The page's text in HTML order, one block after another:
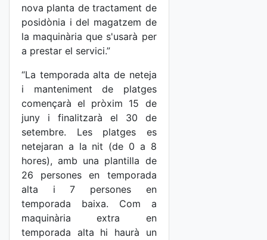
nova planta de tractament de
posidònia i del magatzem de
la maquinària que s'usarà per
a prestar el servici.”
“La temporada alta de neteja
i manteniment de platges
començarà el pròxim 15 de
juny i finalitzarà el 30 de
setembre. Les platges es
netejaran a la nit (de 0 a 8
hores), amb una plantilla de
26 persones en temporada
alta i 7 persones en
temporada baixa. Com a
maquinària extra en
temporada alta hi haurà un